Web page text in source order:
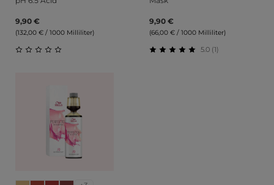
9,90 €
(132,00 € / 1000 Milliliter)
9,90 €
(66,00 € / 1000 Milliliter)
5.0 (1)